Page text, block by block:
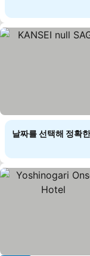
날짜를 선택해 정확